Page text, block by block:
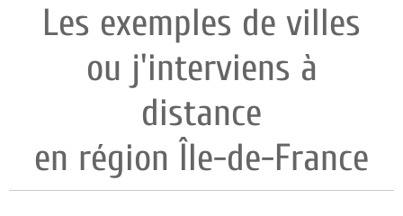
Les exemples de villes
ou j'interviens à
distance
en région Île-de-France